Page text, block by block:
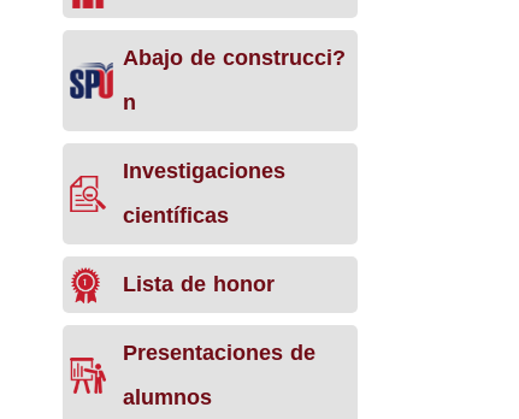
Abajo de construcci?
n
Investigaciones
científicas
Lista de honor
Presentaciones de
alumnos